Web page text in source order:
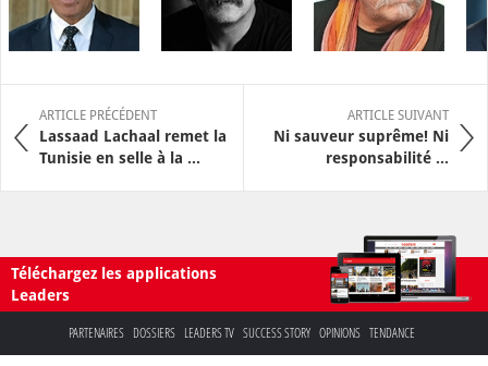
ARTICLE PRÉCÉDENT
Lassaad Lachaal remet la
Tunisie en selle à la ...
ARTICLE SUIVANT
Ni sauveur suprême! Ni
responsabilité ...
Téléchargez les applications
Leaders
PARTENAIRES DOSSIERS LEADERS TV SUCCESS STORY OPINIONS TENDANCE